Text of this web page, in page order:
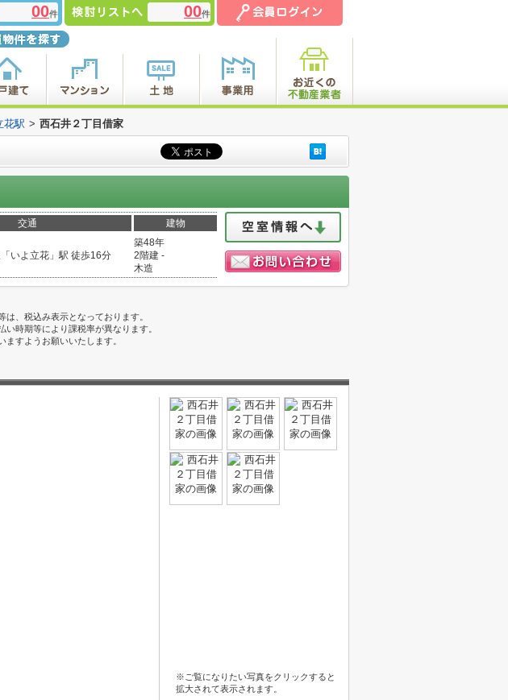
00件 00件
花駅 > 西石井２丁目借家
交通 建物
いよ立花」駅 徒歩16分
築48年
2階建 -
木造
、税込み表示となっております。
時期等により課税率が異なります。
すようお願いいたします。
※ご覧になりたい写真をクリックすると
拡大されて表示されます。